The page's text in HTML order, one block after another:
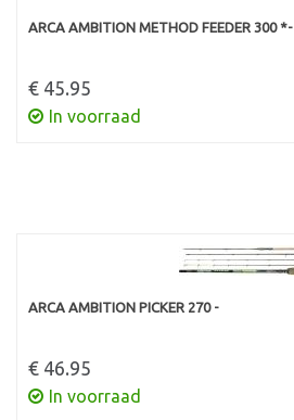
ARCA AMBITION METHOD FEEDER 300 *-
€ 45.95
In voorraad
ARCA AMBITION PICKER 270 -
€ 46.95
In voorraad